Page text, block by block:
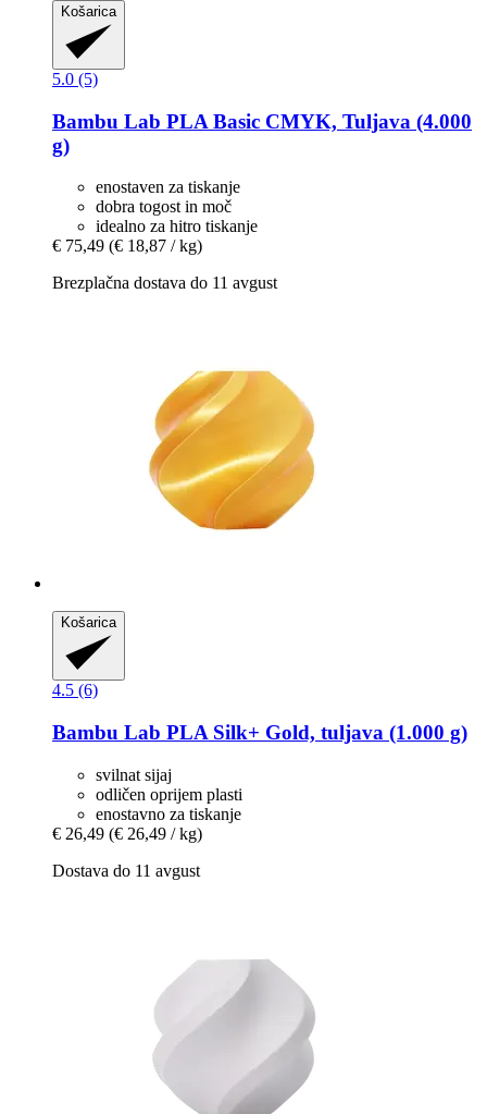
Košarica
5.0 (5)
Bambu Lab PLA Basic CMYK, Tuljava (4.000
g)
enostaven za tiskanje
dobra togost in moč
idealno za hitro tiskanje
€ 75,49 (€ 18,87 / kg)
Brezplačna dostava do 11 avgust
Košarica
4.5 (6)
Bambu Lab PLA Silk+ Gold, tuljava (1.000 g)
svilnat sijaj
odličen oprijem plasti
enostavno za tiskanje
€ 26,49 (€ 26,49 / kg)
Dostava do 11 avgust